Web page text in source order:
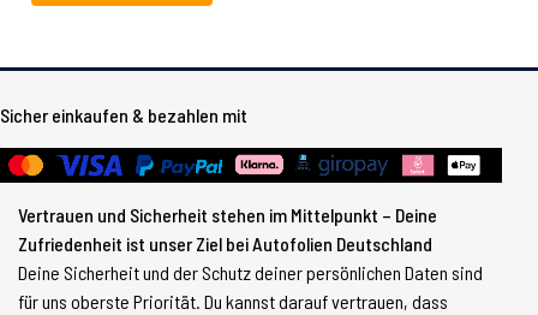
Sicher einkaufen & bezahlen mit
Vertrauen und Sicherheit stehen im Mittelpunkt – Deine
Zufriedenheit ist unser Ziel bei Autofolien Deutschland
Deine Sicherheit und der Schutz deiner persönlichen Daten sind
für uns oberste Priorität. Du kannst darauf vertrauen, dass